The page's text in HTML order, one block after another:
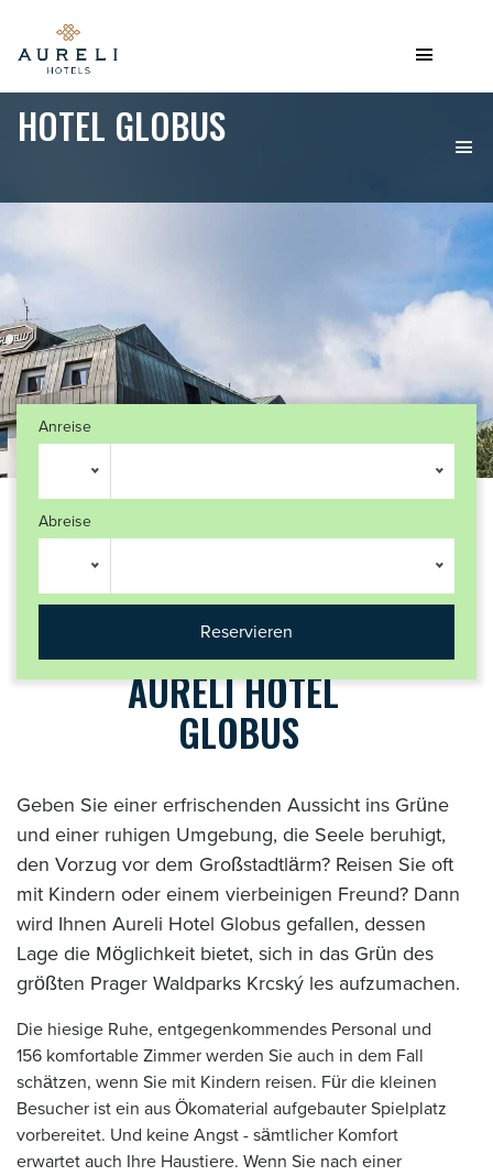
HOTEL GLOBUS
Anreise
Abreise
AURELI HOTEL
GLOBUS
Geben Sie einer erfrischenden Aussicht ins Grüne
und einer ruhigen Umgebung, die Seele beruhigt,
den Vorzug vor dem Großstadtlärm? Reisen Sie oft
mit Kindern oder einem vierbeinigen Freund? Dann
wird Ihnen Aureli Hotel Globus gefallen, dessen
Lage die Möglichkeit bietet, sich in das Grün des
größten Prager Waldparks Krcský les aufzumachen.
Die hiesige Ruhe, entgegenkommendes Personal und
156 komfortable Zimmer werden Sie auch in dem Fall
schätzen, wenn Sie mit Kindern reisen. Für die kleinen
Besucher ist ein aus Ökomaterial aufgebauter Spielplatz
vorbereitet. Und keine Angst - sämtlicher Komfort
erwartet auch Ihre Haustiere. Wenn Sie nach einer